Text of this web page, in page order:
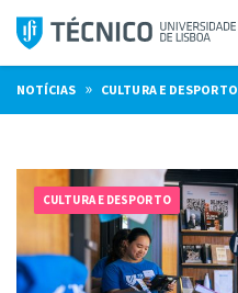
Saltar
para
o
conteúdo
NOTÍCIAS » CULTURA E DESPORTO
CULTURA E DESPORTO